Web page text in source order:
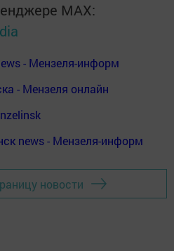
MАХ:
- Мензеля-информ
- Мензеля онлайн
news - Мензеля-информ
новости